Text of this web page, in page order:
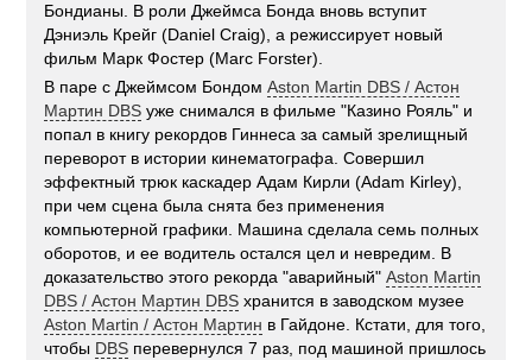
Бондианы. В роли Джеймса Бонда вновь вступит
Дэниэль Крейг (Daniel Craig), а режиссирует новый
фильм Марк Фостер (Marc Forster).
В паре с Джеймсом БондомAston Martin DBS / Астон
Мартин DBS уже снимался в фильме "Казино Рояль" и
попал в книгу рекордов Гиннеса за самый зрелищный
переворот в истории кинематографа. Совершил
эффектный трюк каскадер Адам Кирли (Adam Kirley),
при чем сцена была снята без применения
компьютерной графики. Машина сделала семь полных
оборотов, и ее водитель остался цел и невредим. В
доказательство этого рекорда "аварийный"Aston Martin
DBS / Астон Мартин DBS хранится в заводском музее
Aston Martin / Астон Мартин в Гайдоне. Кстати, для того,
чтобы DBS перевернулся 7 раз, под машиной пришлось